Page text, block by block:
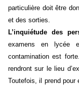
particulière doit être
et des sorties.
L’inquiétude des
examens en lycée
contamination est
rendront sur le lieu
Toutefois, il prend